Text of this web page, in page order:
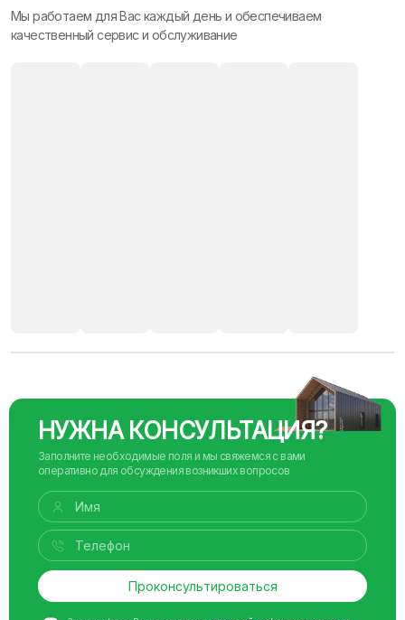
Мы работаем для Вас каждый день и обеспечиваем
качественный сервис и обслуживание
НУЖНА КОНСУЛЬТАЦИЯ?
Заполните необходимые поля и мы свяжемся с вами
оперативно для обсуждения возникших вопросов
Проконсультироваться